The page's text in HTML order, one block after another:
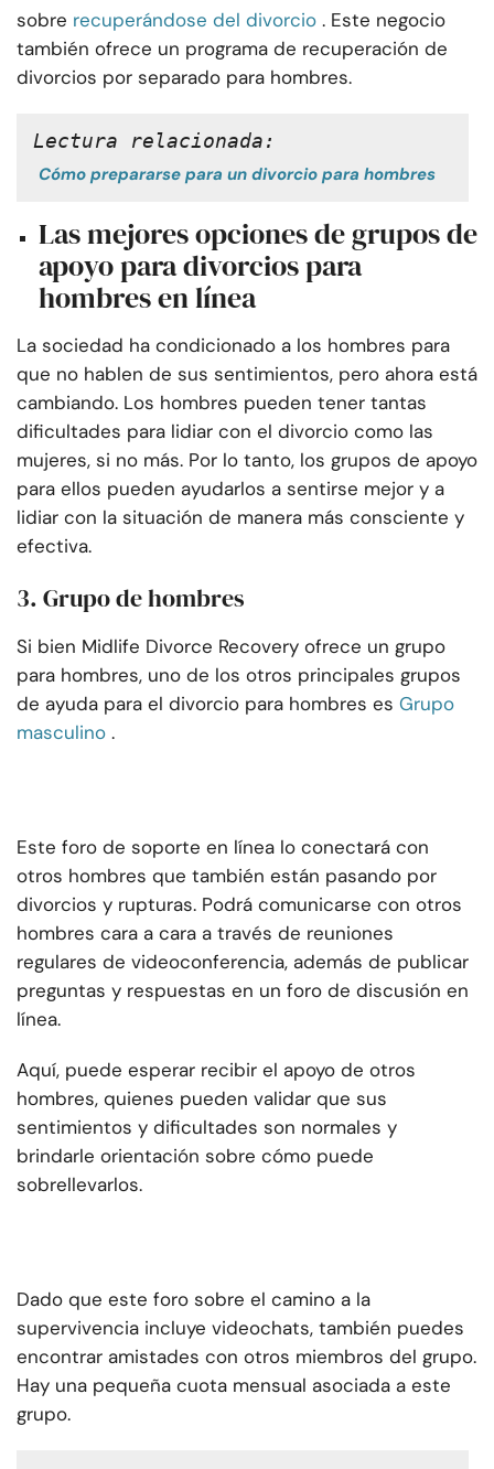
sobre recuperándose del divorcio . Este negocio
también ofrece un programa de recuperación de
divorcios por separado para hombres.
Lectura relacionada:
Cómo prepararse para un divorcio para hombres
Las mejores opciones de grupos de
apoyo para divorcios para
hombres en línea
La sociedad ha condicionado a los hombres para
que no hablen de sus sentimientos, pero ahora está
cambiando. Los hombres pueden tener tantas
dificultades para lidiar con el divorcio como las
mujeres, si no más. Por lo tanto, los grupos de apoyo
para ellos pueden ayudarlos a sentirse mejor y a
lidiar con la situación de manera más consciente y
efectiva.
3. Grupo de hombres
Si bien Midlife Divorce Recovery ofrece un grupo
para hombres, uno de los otros principales grupos
de ayuda para el divorcio para hombres es Grupo
masculino .
Este foro de soporte en línea lo conectará con
otros hombres que también están pasando por
divorcios y rupturas. Podrá comunicarse con otros
hombres cara a cara a través de reuniones
regulares de videoconferencia, además de publicar
preguntas y respuestas en un foro de discusión en
línea.
Aquí, puede esperar recibir el apoyo de otros
hombres, quienes pueden validar que sus
sentimientos y dificultades son normales y
brindarle orientación sobre cómo puede
sobrellevarlos.
Dado que este foro sobre el camino a la
supervivencia incluye videochats, también puedes
encontrar amistades con otros miembros del grupo.
Hay una pequeña cuota mensual asociada a este
grupo.